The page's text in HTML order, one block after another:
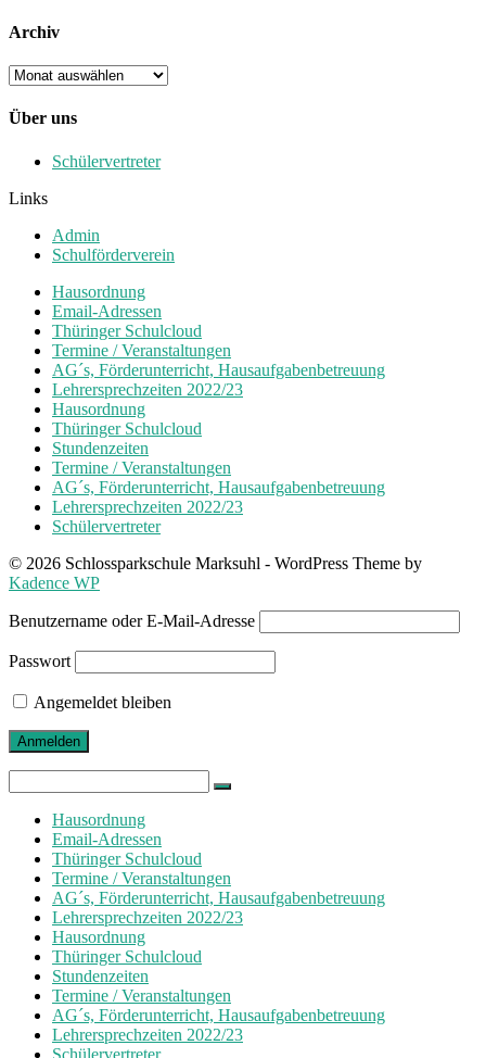
Archiv
Archiv
Über uns
Schülervertreter
Links
Admin
Schulförderverein
Hausordnung
Email-Adressen
Thüringer Schulcloud
Termine / Veranstaltungen
AG´s, Förderunterricht, Hausaufgabenbetreuung
Lehrersprechzeiten 2022/23
Hausordnung
Thüringer Schulcloud
Stundenzeiten
Termine / Veranstaltungen
AG´s, Förderunterricht, Hausaufgabenbetreuung
Lehrersprechzeiten 2022/23
Schülervertreter
© 2026 Schlossparkschule Marksuhl - WordPress Theme by
Kadence WP
Benutzername oder E-Mail-Adresse
Passwort
Angemeldet bleiben
for:
Hausordnung
Email-Adressen
Thüringer Schulcloud
Termine / Veranstaltungen
AG´s, Förderunterricht, Hausaufgabenbetreuung
Lehrersprechzeiten 2022/23
Hausordnung
Thüringer Schulcloud
Stundenzeiten
Termine / Veranstaltungen
AG´s, Förderunterricht, Hausaufgabenbetreuung
Lehrersprechzeiten 2022/23
Schülervertreter